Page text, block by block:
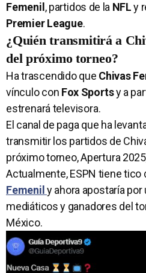
Femenil , partidos de la NFLy
Premier League.
¿Quién transmitirá a
del próximo torneo?
Ha trascendido que Chivas
vínculo con Fox Sportsy a
estrenará televisora.
El canal de paga que ha
transmitir los partidos de
próximo torneo, Apertura
Actualmente, ESPN tiene tico
Femenil y ahora apostaría
mediáticos y ganadores del
México.